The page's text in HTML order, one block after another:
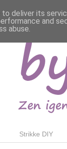
Strikke DIY
deliver its
and
abuse.